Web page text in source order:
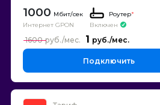
1000
Интернет GPON
Роутер*
Включен
1
1600
Подключить